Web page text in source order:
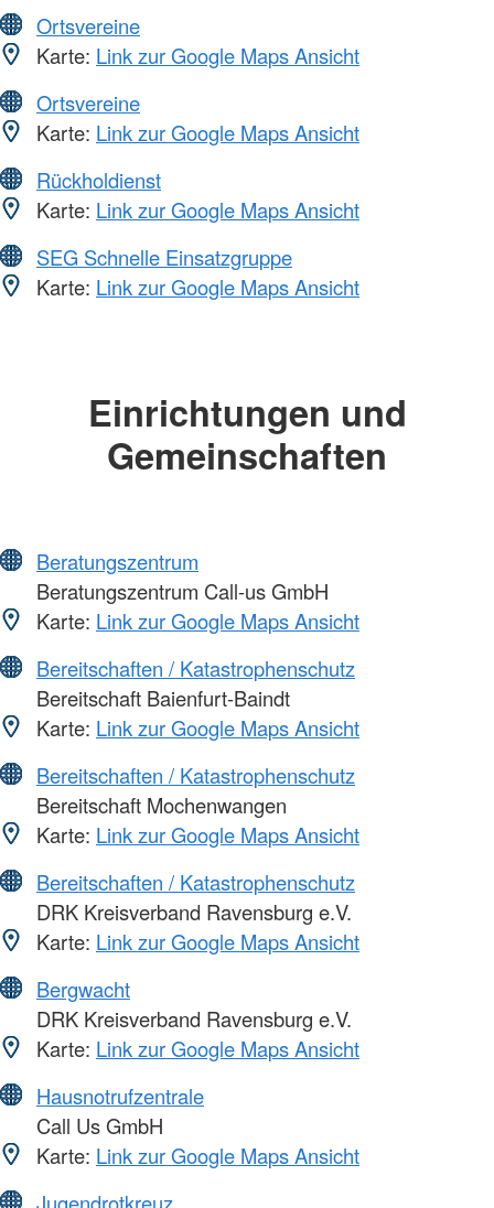
Ortsvereine
Karte: Link zur Google Maps Ansicht
Ortsvereine
Karte: Link zur Google Maps Ansicht
Rückholdienst
Karte: Link zur Google Maps Ansicht
SEG Schnelle Einsatzgruppe
Karte: Link zur Google Maps Ansicht
Einrichtungen und
Gemeinschaften
Beratungszentrum
Beratungszentrum Call-us GmbH
Karte: Link zur Google Maps Ansicht
Bereitschaften / Katastrophenschutz
Bereitschaft Baienfurt-Baindt
Karte: Link zur Google Maps Ansicht
Bereitschaften / Katastrophenschutz
Bereitschaft Mochenwangen
Karte: Link zur Google Maps Ansicht
Bereitschaften / Katastrophenschutz
DRK Kreisverband Ravensburg e.V.
Karte: Link zur Google Maps Ansicht
Bergwacht
DRK Kreisverband Ravensburg e.V.
Karte: Link zur Google Maps Ansicht
Hausnotrufzentrale
Call Us GmbH
Karte: Link zur Google Maps Ansicht